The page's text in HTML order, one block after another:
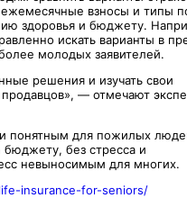
взносы и типы
здоровья и бюджету.
искать варианты в
молодых заявителей.
решения и изучать свои
— отмечают
понятным для пожилых
без стресса и
невыносимым для многих.
insurance-for-seniors/